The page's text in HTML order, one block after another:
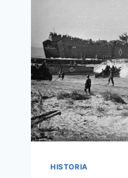
HISTORIA